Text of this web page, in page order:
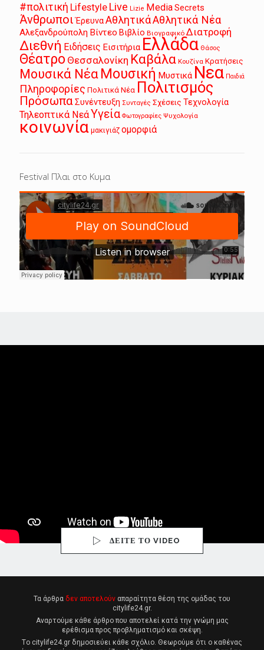
#πολιτική Lifestyle Live Lizie MediaSecrets
Άνθρωποι ΈρευναΑθλητικάΑθλητικά Νέα
Αλεξανδρούπολη Βίντεο Βιβλίο Βιογραφικό Διατροφή
Διεθνή Ειδήσεις Εισιτήρια Ελλάδα Θάσος
Θέατρο Θεσσαλονίκη Καβάλα Κουζίνα Κρατήσεις
Μουσικά Νέα Μουσική Μυστικά Νεα Παιδιά
Πληροφορίες Πολιτικά Νέα Πολιτισμός
ΠρόσωπαΣυνέντευξη Συνταγές Σχέσεις Τεχνολογία
Τηλεοπτικά ΝεάΥγεία Φωτογραφίες Ψυχολογία
κοινωνία μακιγιάζ ομορφιά
Festival Πλαι στο Κυμα
ΔΕΙΤΕ ΤΟ VIDEO
Τα άρθρα δεν αποτελούν απαραίτητα θέση της ομάδας του
citylife24.gr.
Αναρτούμε κάθε άρθρο που αποτελεί κατά την γνώμη μας
ερέθισμα προς προβληματισμό και σκέψη.
Tο citylife24.gr δημοσιεύει κάθε σχόλιο. Θεωρούμε ότι ο καθένας